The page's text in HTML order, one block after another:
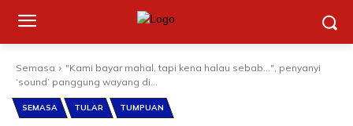
Semasa
"Kami bayar mahal, tapi kena halau sebab...", penyanyi
‘sound’ panggung wayang di...
SEMASA TULAR TUMPUAN